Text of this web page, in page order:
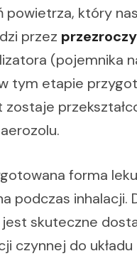
powietrza, który
przez
(pojemnika
tym etapie
zostaje
forma
podczas inhalacji.
skuteczne
czynnej do układu